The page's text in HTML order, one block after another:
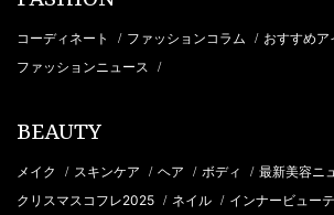
コーディネート / ファッションコラム / おすすめア
ファッションニュース /
BEAUTY
メイク / スキンケア / ヘア / ボディ / 最新美容ニ
クリスマスコフレ2025 / ネイル / インナービュー